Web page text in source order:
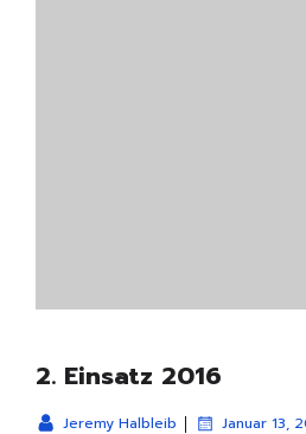
2. Einsatz 2016
Jeremy Halbleib | Januar 13,